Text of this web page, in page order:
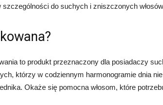
do suchych i zniszczonych
to produkt przeznaczony dla posiadaczy
którzy w codziennym harmonogramie dnia
Okaże się pomocna włosom, które